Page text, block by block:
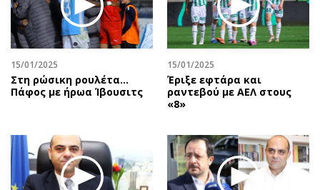
15/01/2025
Στη ρώσικη ρουλέτα...
Πάφος με ήρωα Ίβουσιτς
15/01/2025
Έριξε εφτάρα και
ραντεβού με ΑΕΛ στους
«8»